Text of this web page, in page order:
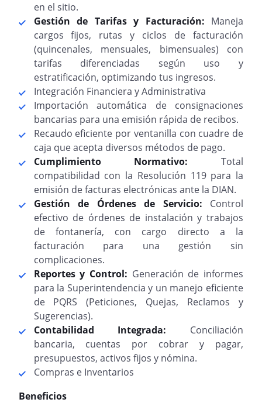
en el sitio.
Gestión de Tarifas y Facturación: Maneja
cargos fijos, rutas y ciclos de facturación
(quincenales, mensuales, bimensuales) con
tarifas diferenciadas según uso y
estratificación, optimizando tus ingresos.
Integración Financiera y Administrativa
Importación automática de consignaciones
bancarias para una emisión rápida de recibos.
Recaudo eficiente por ventanilla con cuadre de
caja que acepta diversos métodos de pago.
Cumplimiento Normativo: Total
compatibilidad con la Resolución 119 para la
emisión de facturas electrónicas ante la DIAN.
Gestión de Órdenes de Servicio: Control
efectivo de órdenes de instalación y trabajos
de fontanería, con cargo directo a la
facturación para una gestión sin
complicaciones.
Reportes y Control: Generación de informes
para la Superintendencia y un manejo eficiente
de PQRS (Peticiones, Quejas, Reclamos y
Sugerencias).
Contabilidad Integrada: Conciliación
bancaria, cuentas por cobrar y pagar,
presupuestos, activos fijos y nómina.
Compras e Inventarios
Beneficios